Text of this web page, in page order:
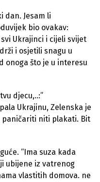
dan. Jesam li
bio ovakav:
Ukrajinci i cijeli svijet
i osjetili snagu u
onoga što je u interesu
djecu,..:”
Ukrajinu, Zelenska je
paničariti niti plakati. Bit
“Ima suza kada
ubijene iz vatrenog
vlastitih domova. ne